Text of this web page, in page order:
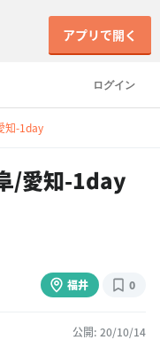
ログイン
アプリで開く
知-1day
/愛知-1day
福井 0
公開: 20/10/14